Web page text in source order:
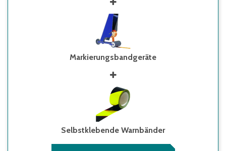
Markierungsbandgeräte
Selbstklebende Warnbänder